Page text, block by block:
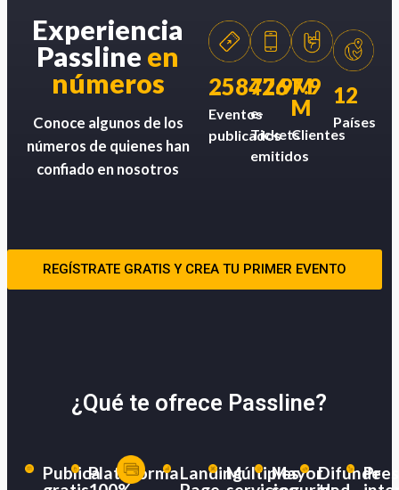
Experiencia
Passline en
números
Conoce algunos de los
números de quienes han
confiado en nosotros
258426
Eventos
publicados
77.9M
e-
Tickets
emitidos
7.9
M
Clientes
12
Países
REGÍSTRATE GRATIS Y CREA TU PRIMER EVENTO
¿Qué te ofrece Passline?
PublicaPlataformaLandingMúltiplesMayorDifunde